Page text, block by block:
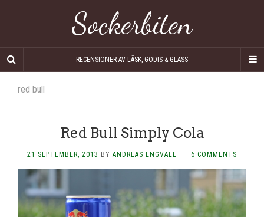
Sockerbiten
RECENSIONER AV LÄSK, GODIS & GLASS
red bull
Red Bull Simply Cola
21 SEPTEMBER, 2013 BY ANDREAS ENGVALL · 6 COMMENTS